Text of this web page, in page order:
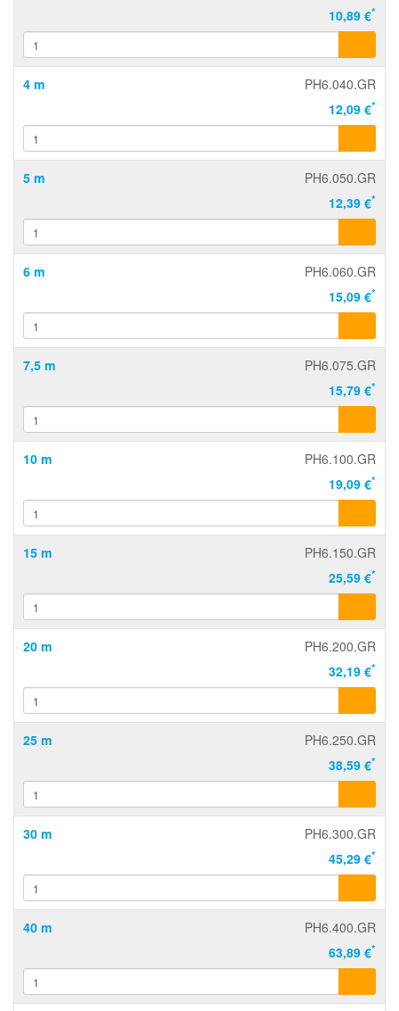
10,89 €*
4 m
PH6.040.GR
12,09 €*
5 m
PH6.050.GR
12,39 €*
6 m
PH6.060.GR
15,09 €*
7,5 m
PH6.075.GR
15,79 €*
10 m
PH6.100.GR
19,09 €*
15 m
PH6.150.GR
25,59 €*
20 m
PH6.200.GR
32,19 €*
25 m
PH6.250.GR
38,59 €*
30 m
PH6.300.GR
45,29 €*
40 m
PH6.400.GR
63,89 €*